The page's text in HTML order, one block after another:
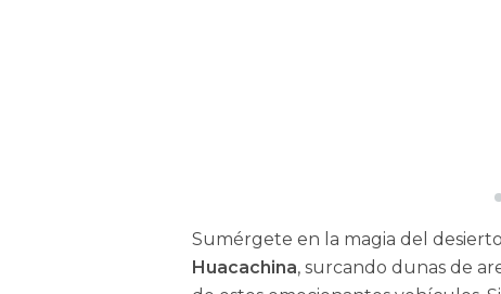
Sumérgete en la magia del
Huacachina, surcando dunas de